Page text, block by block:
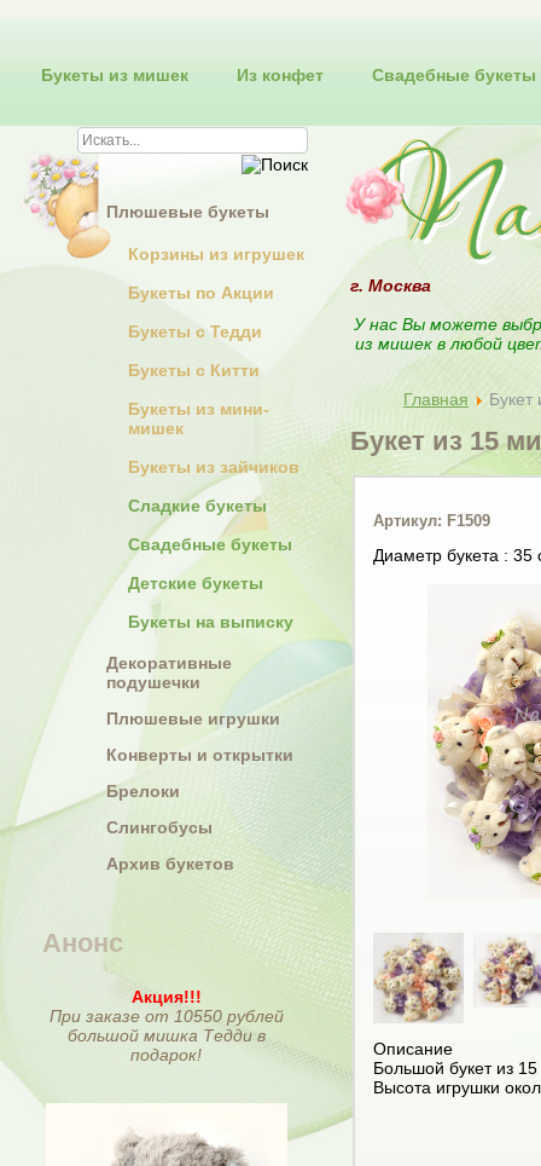
Букеты из мишек Из конфет Свадебные букеты
Плюшевые букеты
Корзины из игрушек
Букеты по Акции
Букеты с Тедди
Букеты с Китти
Букеты из мини-
мишек
Букеты из зайчиков
Сладкие букеты
Свадебные букеты
Детские букеты
Букеты на выписку
Декоративные
подушечки
Плюшевые игрушки
Конверты и открытки
Брелоки
Слингобусы
Архив букетов
Анонс
Акция!!!
При заказе от 10550 рублей
большой мишка Тедди в
подарок!
г. Москва
У нас Вы можете
из мишек в любой
Главная
Букет из 15
Артикул: F1509
Диаметр букета :
Описание
Большой букет из
Высота игрушки